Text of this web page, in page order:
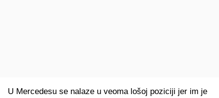
U Mercedesu se nalaze u veoma lošoj poziciji jer im je